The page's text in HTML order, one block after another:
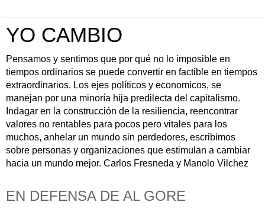
YO CAMBIO
Pensamos y sentimos que por qué no lo imposible en
tiempos ordinarios se puede convertir en factible en tiempos
extraordinarios. Los ejes políticos y economicos, se
manejan por una minoría hija predilecta del capitalismo.
Indagar en la construcción de la resiliencia, reencontrar
valores no rentables para pocos pero vitales para los
muchos, anhelar un mundo sin perdedores, escribimos
sobre personas y organizaciones que estimulan a cambiar
hacia un mundo mejor. Carlos Fresneda y Manolo Vilchez
EN DEFENSA DE AL GORE